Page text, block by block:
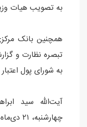
به تصویب هیات
همچنین بانک
تبصره نظارت و
به شورای پول اعتبار
آیت‌الله سید